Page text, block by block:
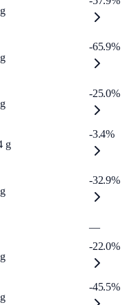
g
g
-65.9%
g
-25.0%
g
-3.4%
g
-32.9%
—
g
-22.0%
g
-45.5%